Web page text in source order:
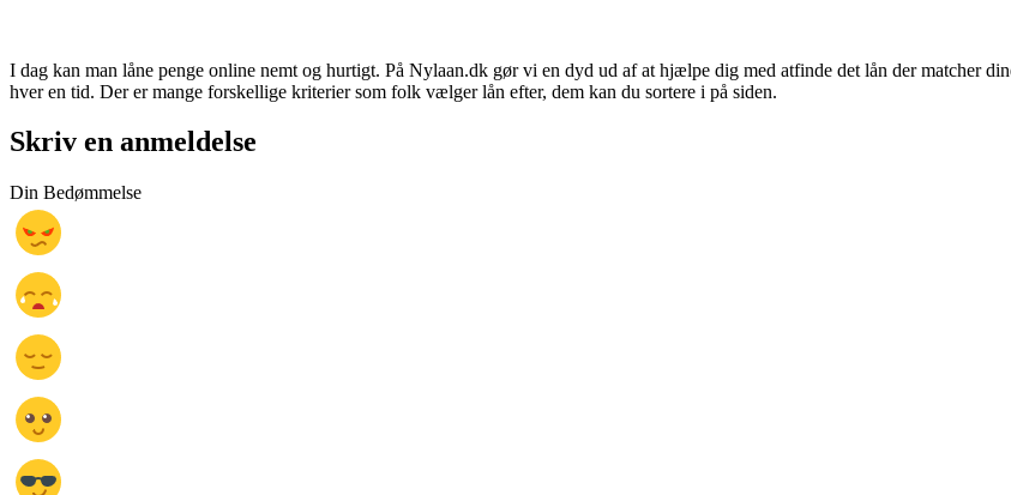
I dag kan man låne penge online nemt og hurtigt. På Nylaan.dk gør vi en dyd ud af at hjælpe dig med atfinde det lån der matcher
hver en tid. Der er mange forskellige kriterier som folk vælger lån efter, dem kan du sortere i på siden.
Skriv en anmeldelse
Din Bedømmelse